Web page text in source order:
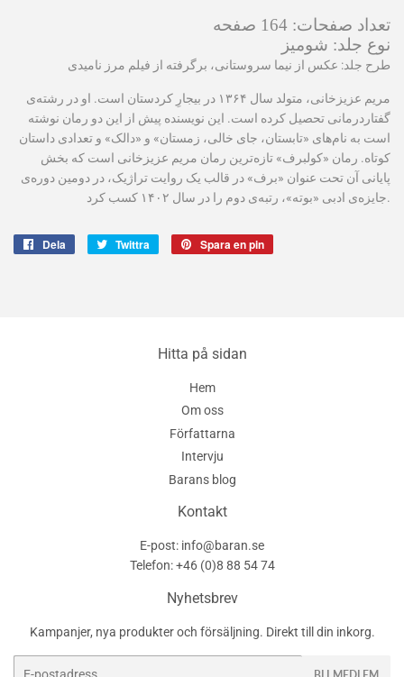
تعداد صفحات: 164 صفحه
نوع جلد: شومیز
طرح جلد: عکس از نیما سروستانی، برگرفته از فیلم مرز نامیدی
مریم عزیزخانی، متولد سال ۱۳۶۴ در بیجارِ کردستان است. او در رشته‌ی
گفتاردرمانی تحصیل کرده است. این نویسنده پیش از این دو رمان نوشته‌
است به نام‌های «تابستان، جای خالی، زمستان» و «دالک» و تعدادی داستان
کوتاه. رمان «کولبرف» تازه‌ترین رمان مریم عزیزخانی است که بخش
پایانی آن تحت عنوان «برف» در قالب یک روایت تراژیک، در دومین دوره‌ی
جایزه‌ی ادبی «بوته»، رتبه‌ی دوم را در سال ۱۴۰۲ کسب کرد.
Dela
Dela
Twittra
Twittra
Spara en pin
Hitta på sidan
Hem
Om oss
Författarna
Intervju
Barans blog
Kontakt
E-post: info@baran.se
Telefon: +46 (0)8 88 54 74
Nyhetsbrev
Kampanjer, nya produkter och försäljning. Direkt till din inkorg.